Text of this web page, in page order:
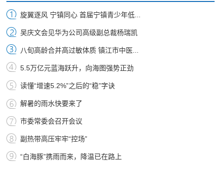
旋翼逐风 宁镇同心 首届宁镇青少年低...
吴庆文会见华为公司高级副总裁杨瑞凯
八旬高龄合并高过敏体质 镇江市中医...
5.5万亿元蓝海跃升，向海图强势正劲
读懂“增速5.2%”之后的“稳”字诀
解暑的雨水快要来了
市委常委会召开会议
副热带高压牢牢“控场”
“白海豚”携雨而来，降温已在路上